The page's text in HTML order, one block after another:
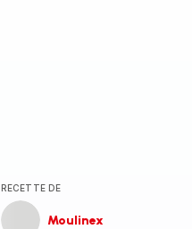
RECETTE DE
Moulinex